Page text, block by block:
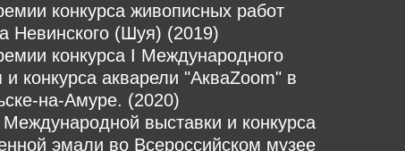
конкурса живописных работ
Невинского (Шуя) (2019)
конкурса I Международного
конкурса акварели "АкваZoom" в
на-Амуре. (2020)
выставки и конкурса
эмали во Всероссийском музее